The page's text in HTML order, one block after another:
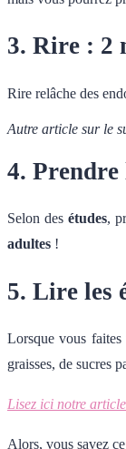
3. Rire : 2
Rire relâche des
Autre article sur le
4. Prendre
Selon des études,
adultes !
5. Lire les
Lorsque vous faites
graisses, de sucres
Lisez ici notre
Alors, vous savez